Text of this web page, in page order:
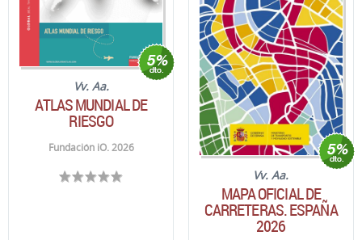
Vv. Aa.
ATLAS MUNDIAL DE
RIESGO
Fundación iO. 2026
Vv. Aa.
MAPA OFICIAL DE
CARRETERAS. ESPAÑA
2026